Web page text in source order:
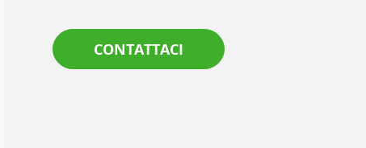
CONTATTACI